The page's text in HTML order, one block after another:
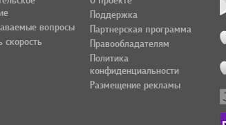
вопросы
скорость
Поддержка
Партнерская программа
Правообладателям
Политика
конфиденциальности
Размещение рекламы